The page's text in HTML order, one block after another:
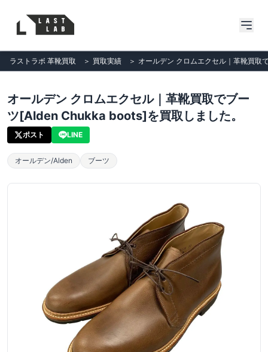
ラストラボ 革靴買取 ＞ 買取実績 ＞ オールデン クロムエクセル｜革靴買
オールデン クロムエクセル｜革靴買取でブー
ツ[Alden Chukka boots]を買取しました。
ポスト LINE
オールデン/Alden ブーツ